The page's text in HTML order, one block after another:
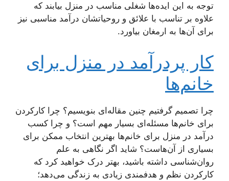
توجه به این ایده‌ها شغلی مناسب در منزل بیابند که
علاوه ‌بر تناسب با علائق و روحیاتشان درآمد مناسبی نیز
برای آن‌ها به ارمغان بیاورد.
کار پردرآمد در منزل برای
خانم‌ها
چرا تصمیم گرفتیم چنین مقاله‌ای بنویسیم؟ چرا کارکردن
برای خانم‌ها مسئله‌ای بسیار مهم است؟ و چرا کسب
درآمد در منزل برای خانم‌ها بهترین انتخاب ممکن برای
بسیاری از آن‌هاست؟ شاید اگر نگاهی به علم
روان‌شناسی داشته باشید، بهتر درک خواهید کرد که
کارکردن نظم و هدفمندی زیادی به زندگی می‌دهد؛